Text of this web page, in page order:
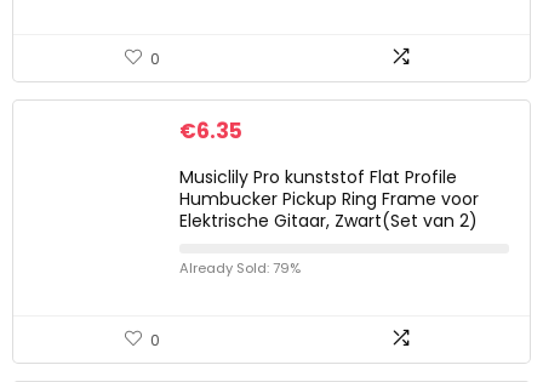
0
€6.35
Musiclily Pro kunststof Flat Profile
Humbucker Pickup Ring Frame voor
Elektrische Gitaar, Zwart(Set van 2)
Already Sold: 79%
0